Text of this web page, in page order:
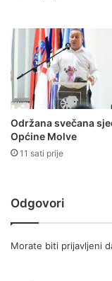
Održana svečana
Općine Molve
11 sati prije
Odgovori
Morate biti prijavljeni